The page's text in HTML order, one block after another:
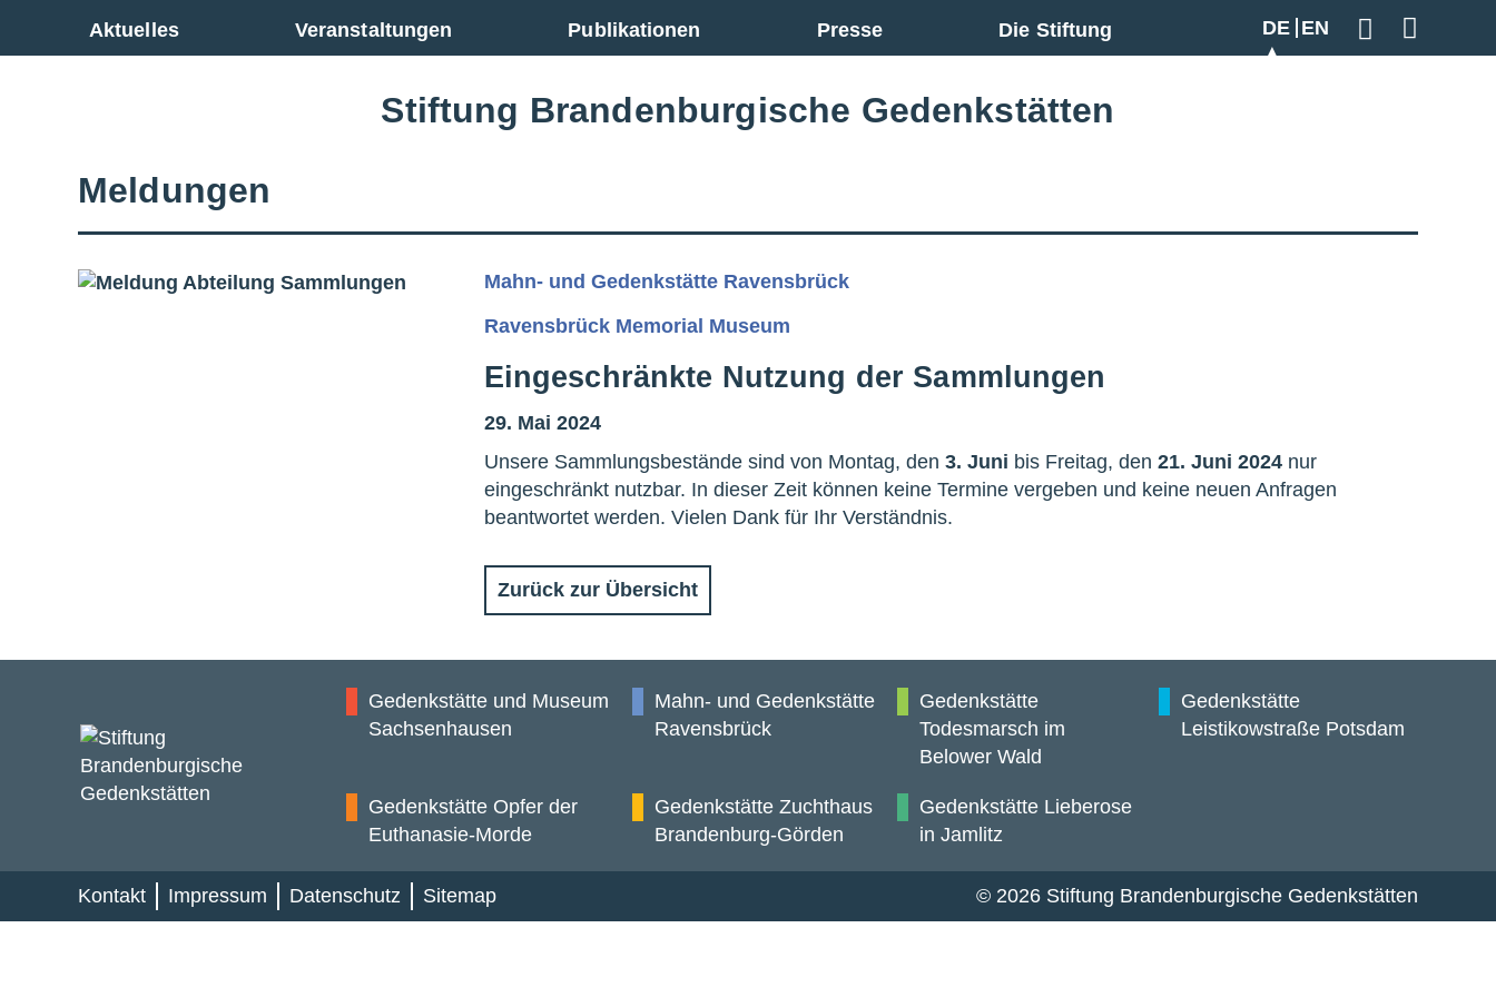
Aktuelles Veranstaltungen Publikationen Presse Die Stiftung DE EN
Zur Gesamtübersicht
Stiftung Brandenburgische Gedenkstätten
Meldungen
Mahn- und Gedenkstätte Ravensbrück
Ravensbrück Memorial Museum
Eingeschränkte Nutzung der Sammlungen
29. Mai 2024
Unsere Sammlungsbestände sind von Montag, den 3. Juni bis Freitag, den 21. Juni 2024nur
eingeschränkt nutzbar. In dieser Zeit können keine Termine vergeben und keine neuen Anfragen
beantwortet werden. Vielen Dank für Ihr Verständnis.
Zurück zur Übersicht
Gedenkstätte und Museum
Sachsenhausen
Mahn- und Gedenkstätte
Ravensbrück
Gedenkstätte
Todesmarsch im
Belower Wald
Gedenkstätte
Leistikowstraße Potsdam
Gedenkstätte Opfer der
Euthanasie-Morde
Gedenkstätte Zuchthaus
Brandenburg-Görden
Gedenkstätte Lieberose
in Jamlitz
Kontakt Impressum Datenschutz Sitemap © 2026 Stiftung Brandenburgische Gedenkstätten